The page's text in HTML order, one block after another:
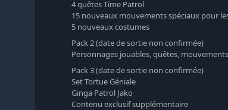
4 quêtes Time Patrol
15 nouveaux mouvements spéciaux pour
5 nouveaux costumes
Pack 2 (date de sortie non confirmée)
Personnages jouables, quêtes,
Pack 3 (date de sortie non confirmée)
Set Tortue Géniale
Ginga Patrol Jako
Contenu exclusif supplémentaire